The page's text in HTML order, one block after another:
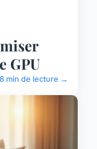
GPU
8 min de lecture →